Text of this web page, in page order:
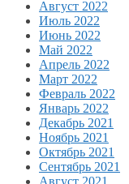
Август 2022
Июль 2022
Июнь 2022
Май 2022
Апрель 2022
Март 2022
Февраль 2022
Январь 2022
Декабрь 2021
Ноябрь 2021
Октябрь 2021
Сентябрь 2021
Август 2021